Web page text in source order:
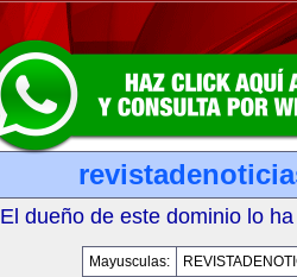
El dueño de este dominio lo
Mayusculas: